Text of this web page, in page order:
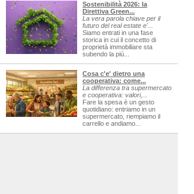
Sostenibilità 2026: la
Direttiva Green...
La vera parola chiave per il
futuro del real estate e'...
Siamo entrati in una fase
storica in cui il concetto di
proprietà immobiliare sta
subendo la più...
Cosa c'e' dietro una
cooperativa: come...
La differenza tra supermercato
e cooperativa: valori,...
Fare la spesa è un gesto
quotidiano: entriamo in un
supermercato, riempiamo il
carrello e andiamo...